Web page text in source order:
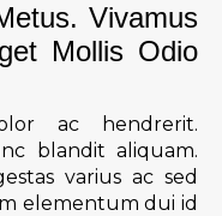
Vivamus
Mollis Odio
ac hendrerit.
blandit aliquam.
varius ac sed
elementum dui id